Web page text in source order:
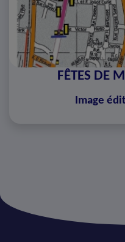
FÊTES DE
Image